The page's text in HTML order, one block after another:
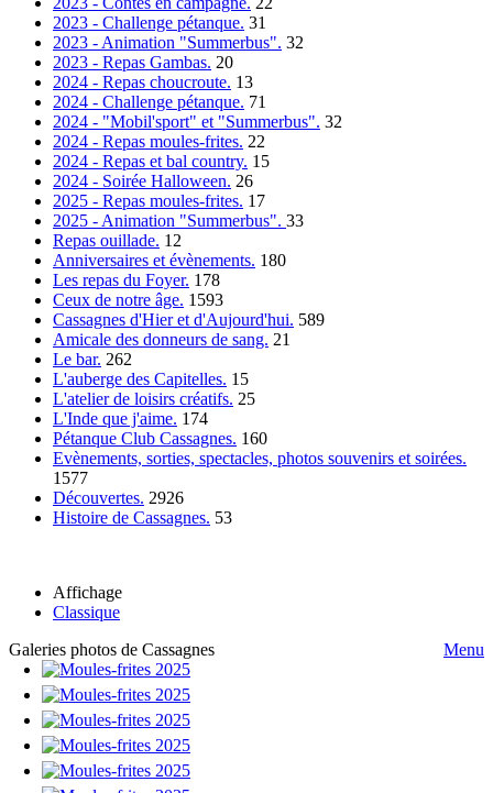
2023 - Challenge pétanque. 31
2023 - Animation "Summerbus". 32
2023 - Repas Gambas. 20
2024 - Repas choucroute. 13
2024 - Challenge pétanque. 71
2024 - "Mobil'sport" et "Summerbus". 32
2024 - Repas moules-frites. 22
2024 - Repas et bal country. 15
2024 - Soirée Halloween. 26
2025 - Repas moules-frites. 17
2025 - Animation "Summerbus". 33
Repas ouillade. 12
Anniversaires et évènements. 180
Les repas du Foyer. 178
Ceux de notre âge. 1593
Cassagnes d'Hier et d'Aujourd'hui. 589
Amicale des donneurs de sang. 21
Le bar. 262
L'auberge des Capitelles. 15
L'atelier de loisirs créatifs. 25
L'Inde que j'aime. 174
Pétanque Club Cassagnes. 160
Evènements, sorties, spectacles, photos souvenirs et soirées.
1577
Découvertes. 2926
Histoire de Cassagnes. 53
Affichage
Classique
Galeries photos de Cassagnes
Menu